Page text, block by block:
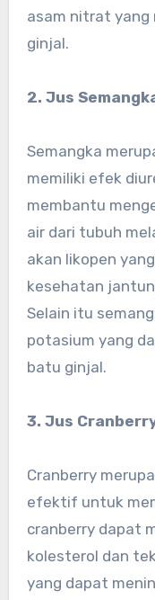
asam nitrat yang
ginjal.
2. Jus
Semangka
memiliki efek
membantu
air dari tubuh
akan likopen
kesehatan
Selain itu
potasium yang
batu ginjal.
3. Jus
Cranberry
efektif untuk
cranberry dapat
kolesterol dan
yang dapat